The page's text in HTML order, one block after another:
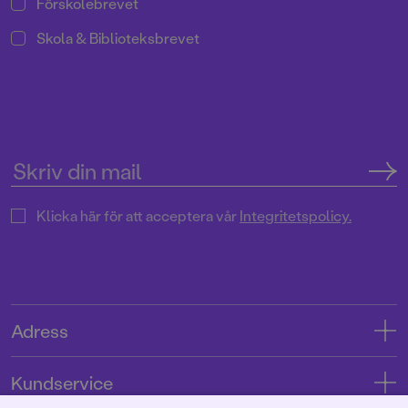
Skola & Biblioteksbrevet
Klicka här för att acceptera vårIntegritetspolicy.
Adress
Kundservice